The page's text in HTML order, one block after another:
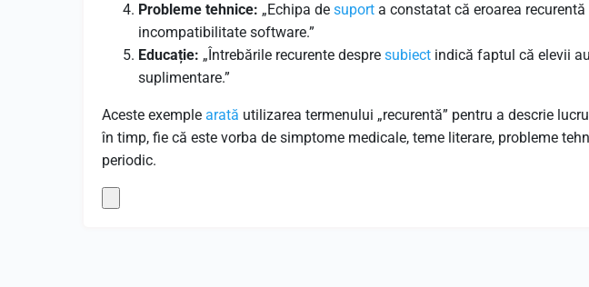
Probleme tehnice: „Echipa de suport a constatat că eroarea
incompatibilitate software.”
Educație: „Întrebările recurente despre subiect indică faptul că elevii au
suplimentare.”
Aceste exemple arată utilizarea termenului „recurentă” pentru a descrie
în timp, fie că este vorba de simptome medicale, teme literare, probleme
periodic.